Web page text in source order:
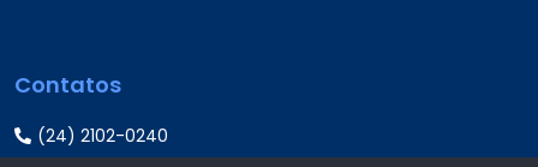
Contatos
(24) 2102-0240